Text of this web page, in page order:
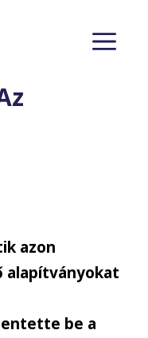
azon
alapítványokat
be a